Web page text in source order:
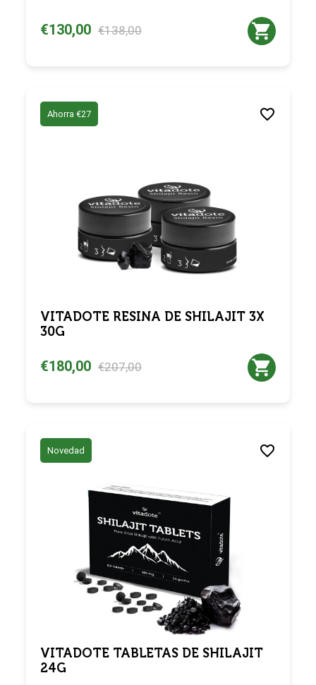
€130,00 €138,00
Ahorra €27
VITADOTE RESINA DE SHILAJIT 3X
30G
€180,00 €207,00
Novedad
VITADOTE TABLETAS DE SHILAJIT
24G